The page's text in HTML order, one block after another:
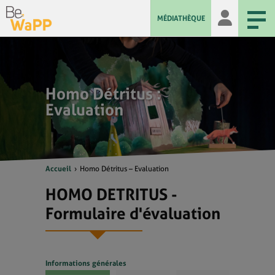
MÉDIATHÈQUE
Homo Détritus :
Evaluation
Accueil Homo Détritus – Evaluation
HOMO DETRITUS -
Formulaire d'évaluation
Informations générales